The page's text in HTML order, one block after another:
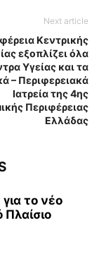
Next article
Κεντρικής
εξοπλίζει όλα
Υγείας και τα
– Περιφερειακά
Ιατρεία της 4ης
Περιφέρειας
Ελλάδας
το νέο
Πλαίσιο